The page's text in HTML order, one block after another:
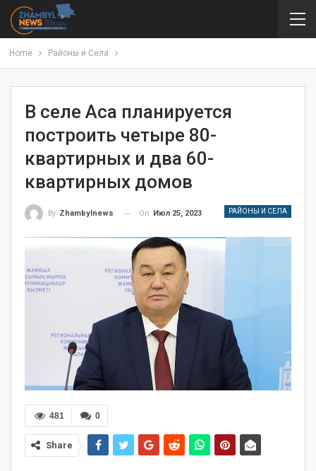
Home Районы и Села
В селе Аса планируется
построить четыре 80-
квартирных и два 60-
квартирных домов
РАЙОНЫ И СЕЛА
By Zhambylnews On Июл 25, 2023
0
481
Share